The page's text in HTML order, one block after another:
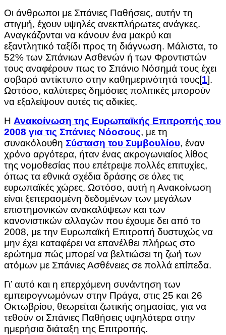
Οι άνθρωποι με Σπάνιες Παθήσεις, αυτήν τη
στιγμή, έχουν υψηλές ανεκπλήρωτες ανάγκες.
Αναγκάζονται να κάνουν ένα μακρύ και
εξαντλητικό ταξίδι προς τη διάγνωση. Μάλιστα, το
52% των Σπάνιων Ασθενών ή των Φροντιστών
τους αναφέρουν πως το Σπάνιο Νόσημά τους έχει
σοβαρό αντίκτυπο στην καθημερινότητά τους[1].
Ωστόσο, καλύτερες δημόσιες πολιτικές μπορούν
να εξαλείψουν αυτές τις αδικίες.
Η Ανακοίνωση της Ευρωπαϊκής Επιτροπής του
2008 για τις Σπάνιες Νόοσους, με τη
συνακόλουθη Σύσταση του Συμβουλίου, έναν
χρόνο αργότερα, ήταν ένας ακρογωνιαίος λίθος
της νομοθεσίας που επέτρεψε πολλές επιτυχίες,
όπως τα εθνικά σχέδια δράσης σε όλες τις
ευρωπαϊκές χώρες. Ωστόσο, αυτή η Ανακοίνωση
είναι ξεπερασμένη δεδομένων των μεγάλων
επιστημονικών ανακαλύψεων και των
κανονιστικών αλλαγών που έχουμε δει από το
2008, με την Ευρωπαϊκή Επιτροπή δυστυχώς να
μην έχει καταφέρει να επανέλθει πλήρως στο
ερώτημα πώς μπορεί να βελτιώσει τη ζωή των
ατόμων με Σπάνιες Ασθένειες σε πολλά επίπεδα.
Γι’ αυτό και η επερχόμενη συνάντηση των
εμπειρογνωμόνων στην Πράγα, στις 25 και 26
Οκτωβρίου, θεωρείται ζωτικής σημασίας, για να
τεθούν οι Σπάνιες Παθήσεις υψηλότερα στην
ημερήσια διάταξη της Επιτροπής.